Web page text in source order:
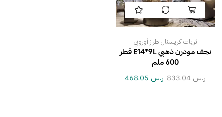
ثريات كريستال طراز أوروبي
نجف مودرن ذهبي E14*9L قطر
600 ملم
ر.س833.04 ر.س